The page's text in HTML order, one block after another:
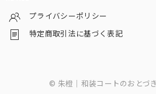
プライバシーポリシー
特定商取引法に基づく表記
© 朱橙｜和装コートのおとづ